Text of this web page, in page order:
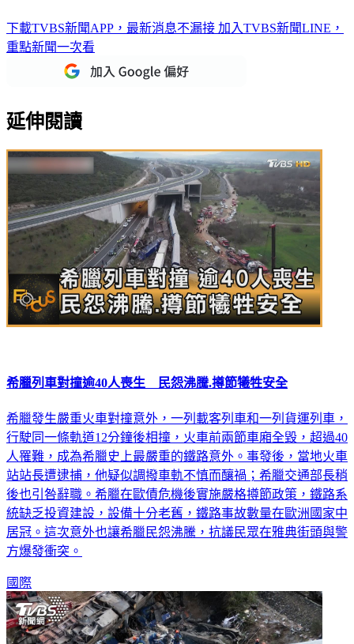
下載TVBS新聞APP，最新消息不漏接 加入TVBS新聞LINE，
重點新聞一次看
延伸閱讀
希臘列車對撞逾40人喪生 民怨沸騰.撙節犧牲安全
希臘發生嚴重火車對撞意外，一列載客列車和一列貨運列車，
行駛同一條軌道12分鐘後相撞，火車前兩節車廂全毀，超過40
人罹難，成為希臘史上最嚴重的鐵路意外。事發後，當地火車
站站長遭逮捕，他疑似調撥車軌不慎而釀禍；希臘交通部長稍
後也引咎辭職。希臘在歐債危機後實施嚴格撙節政策，鐵路系
統缺乏投資建設，設備十分老舊，鐵路事故數量在歐洲國家中
居冠。這次意外也讓希臘民怨沸騰，抗議民眾在雅典街頭與警
方爆發衝突。
國際